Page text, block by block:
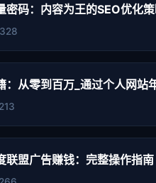
密码：内容为王的SEO优化
328
：从零到百万_通过个人网站
213
联盟广告赚钱：完整操作指南